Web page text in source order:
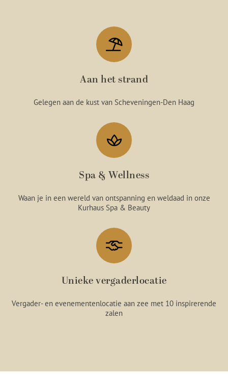
Aan het strand
Gelegen aan de kust van Scheveningen-Den Haag
Spa & Wellness
Waan je in een wereld van ontspanning en weldaad in onze
Kurhaus Spa & Beauty
Unieke vergaderlocatie
Vergader- en evenementenlocatie aan zee met 10 inspirerende
zalen